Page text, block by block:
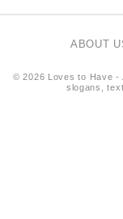
ABOUT
© 2026 Loves to Have -
slogans,